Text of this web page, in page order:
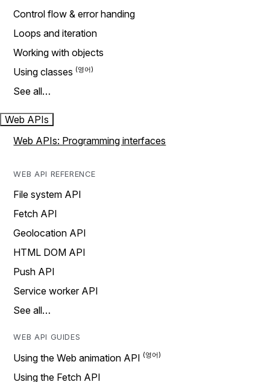
Control flow & error handing
Loops and iteration
Working with objects
Using classes
See all…
Web APIs
Web APIs: Programming interfaces
WEB API REFERENCE
File system API
Fetch API
Geolocation API
HTML DOM API
Push API
Service worker API
See all…
WEB API GUIDES
Using the Web animation API
Using the Fetch API